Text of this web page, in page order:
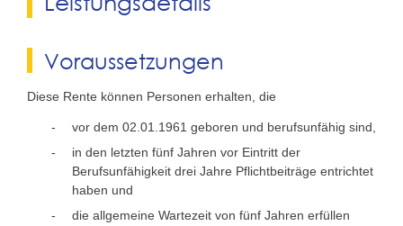
Voraussetzungen
Diese Rente können Personen erhalten, die
vor dem 02.01.1961 geboren und berufsunfähig sind,
in den letzten fünf Jahren vor Eintritt der
Berufsunfähigkeit drei Jahre Pflichtbeiträge entrichtet
haben und
die allgemeine Wartezeit von fünf Jahren erfüllen